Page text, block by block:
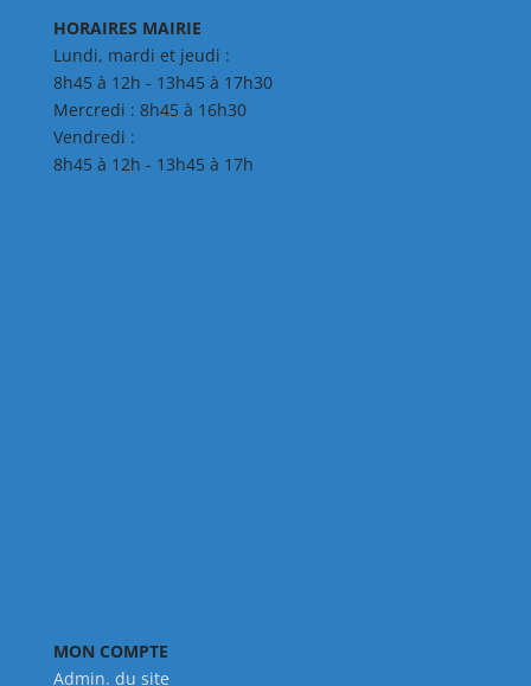
HORAIRES MAIRIE
Lundi, mardi et jeudi :
8h45 à 12h - 13h45 à 17h30
Mercredi : 8h45 à 16h30
Vendredi :
8h45 à 12h - 13h45 à 17h
MON COMPTE
Admin. du site